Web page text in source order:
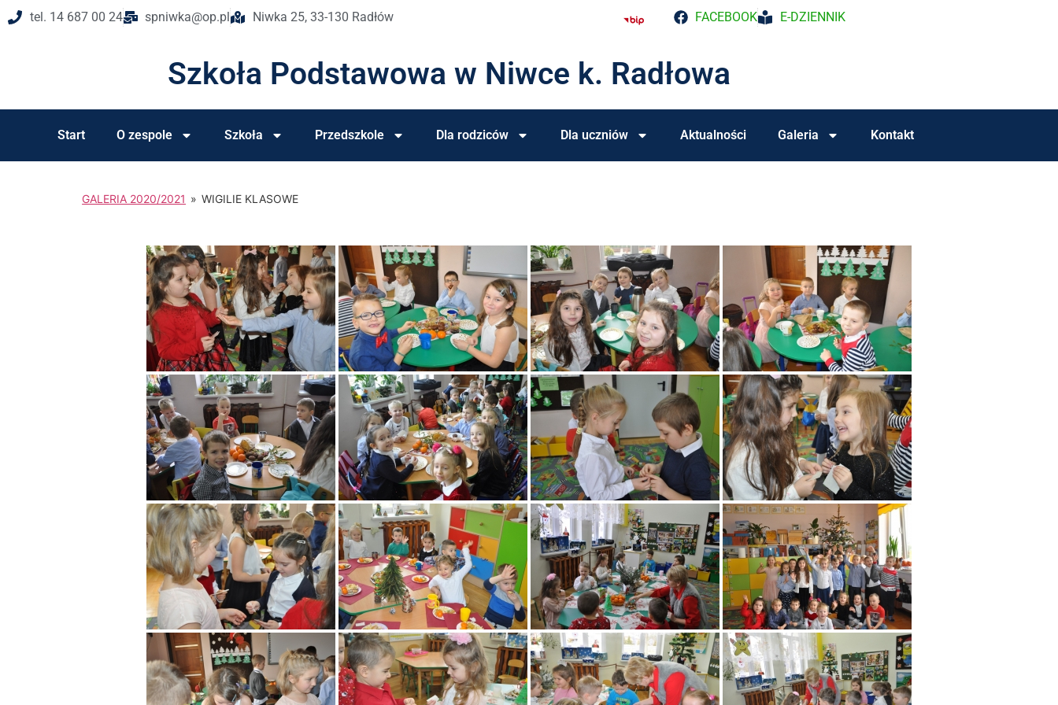
treścitel. 14 687 00 24 spniwka@op.pl Niwka 25, 33-130 Radłów FACEBOOK E-DZIENNIK
Szkoła Podstawowa w Niwce k. Radłowa
Start O zespole Szkoła Przedszkole Dla rodziców Dla uczniów Aktualności Galeria Kontakt
GALERIA 2020/2021 » WIGILIE KLASOWE